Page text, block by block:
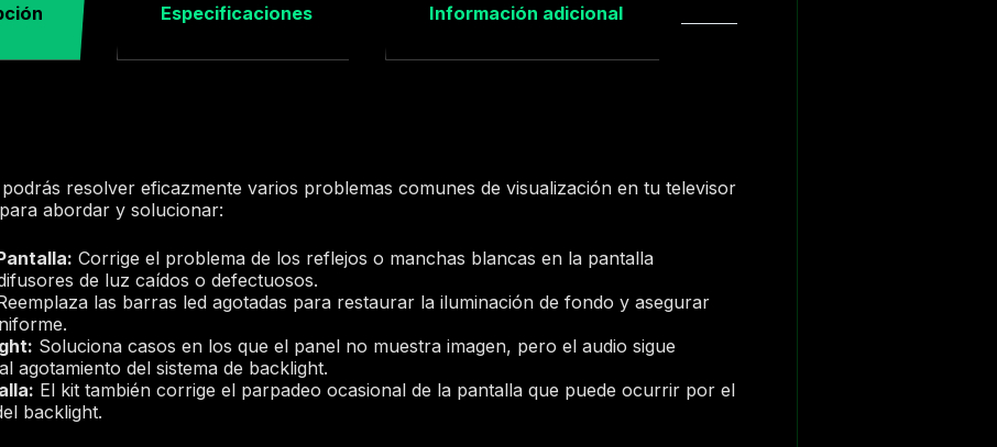
Especificaciones Información adicional
resolver eficazmente varios problemas comunes de visualización en tu televisor
abordar y solucionar:
Corrige el problema de los reflejos o manchas blancas en la pantalla
de luz caídos o defectuosos.
las barras led agotadas para restaurar la iluminación de fondo y asegurar
Soluciona casos en los que el panel no muestra imagen, pero el audio sigue
agotamiento del sistema de backlight.
El kit también corrige el parpadeo ocasional de la pantalla que puede ocurrir por el
backlight.